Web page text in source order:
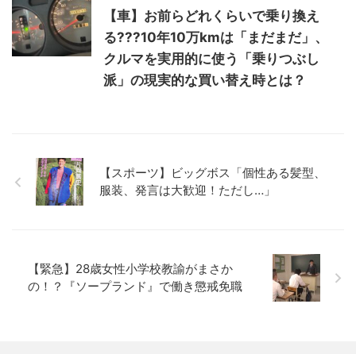
【車】お前らどれくらいで乗り換え
る???10年10万kmは「まだまだ」、
クルマを実用的に使う「乗りつぶし
派」の現実的な買い替え時とは？
【スポーツ】ビッグボス「個性ある髪型、
服装、発言は大歓迎！ただし…」
【緊急】28歳女性小学校教諭がまさか
の！？『ソープランド』で働き懲戒免職